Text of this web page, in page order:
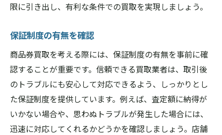
限に引き出し、有利な条件での買取を実現しましょう。
保証制度の有無を確認
商品券買取を考える際には、保証制度の有無を事前に確
認することが重要です。信頼できる買取業者は、取引後
のトラブルにも安心して対応できるよう、しっかりとし
た保証制度を提供しています。例えば、査定額に納得が
いかない場合や、思わぬトラブルが発生した場合には、
迅速に対応してくれるかどうかを確認しましょう。店舗